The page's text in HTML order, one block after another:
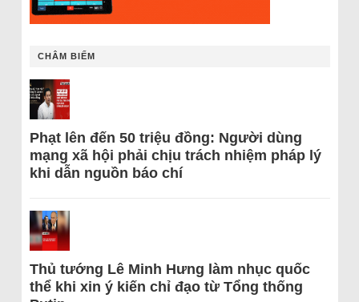
CHÂM BIẾM
Phạt lên đến 50 triệu đồng: Người dùng
mạng xã hội phải chịu trách nhiệm pháp lý
khi dẫn nguồn báo chí
Thủ tướng Lê Minh Hưng làm nhục quốc
thể khi xin ý kiến chỉ đạo từ Tổng thống